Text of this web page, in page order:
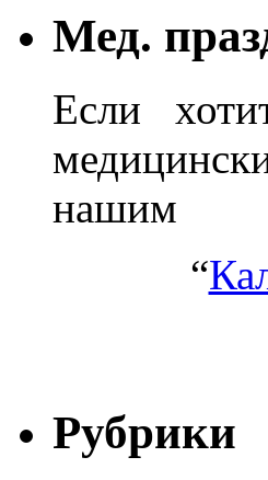
Мед.
Если
нашим
“
Рубрики